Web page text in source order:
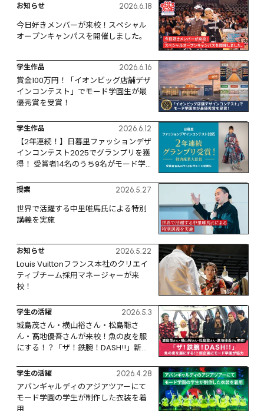
お知らせ 2026.6.18
今日好きメンバーが来校！スペシャル
オープンキャンパスを開催しました。
学生作品 2026.6.16
賞金100万円！「イオンビッグ店舗デザ
インコンテスト」でモード学園生が最
優秀賞を受賞！
学生作品 2026.6.12
【2年連続！】日暮里ファッションデザ
インコンテスト2025でグランプリを獲
得！ 受賞者14名のうち9名がモード学
授業 2026.5.27
世界で活躍する中里唯馬氏による特別
講義を実施
お知らせ 2026.5.22
Louis Vuittonフランス本社のクリエイ
ティブチーム採用マネージャーが来
校！
学生の活躍 2026.5.3
城島茂さん・横山裕さん・松島聡さ
ん・髙地優吾さんが来校！魚の皮を服
にする！？「ザ！鉄腕！DASH!!」新企
学生の活躍 2026.4.28
アバンギャルディのアジアツアーにて
モード学園の学生が制作した衣装を着